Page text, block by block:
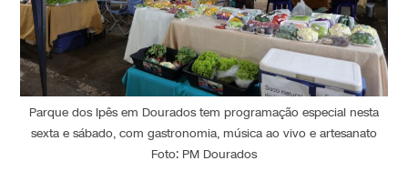
Parque dos Ipês em Dourados tem programação especial nesta
sexta e sábado, com gastronomia, música ao vivo e artesanato
Foto: PM Dourados